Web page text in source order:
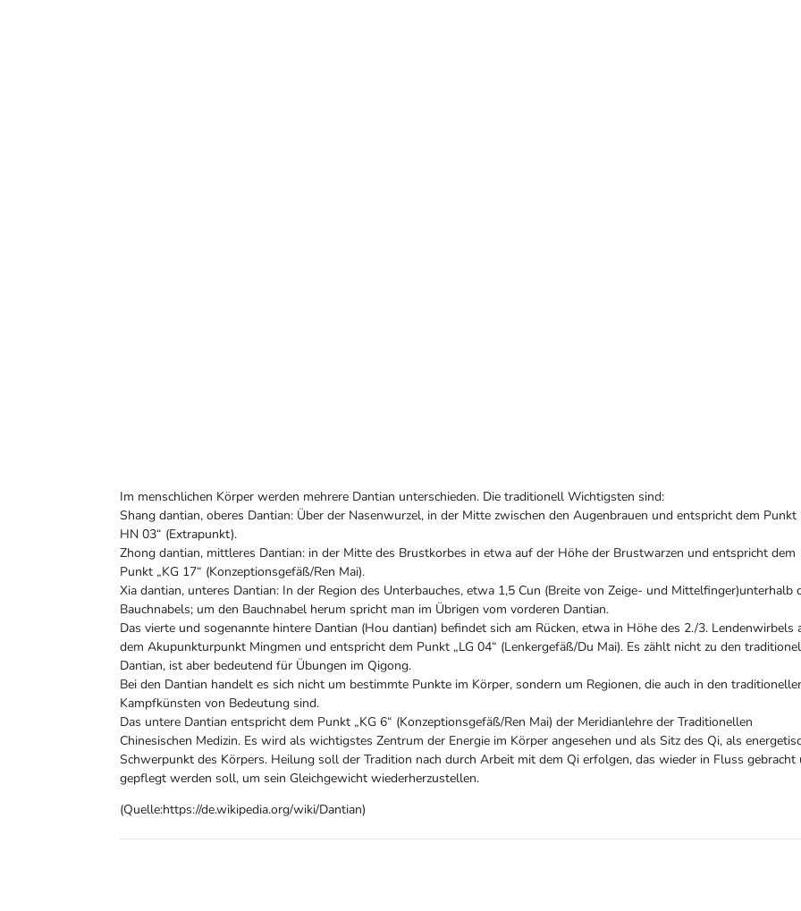
Im menschlichen Körper werden mehrere Dantian unterschieden. Die traditionell Wichtigsten sind:
Shang dantian, oberes Dantian: Über der Nasenwurzel, in der Mitte zwischen den Augenbrauen und entspricht dem Punkt
HN 03“ (Extrapunkt).
Zhong dantian, mittleres Dantian: in der Mitte des Brustkorbes in etwa auf der Höhe der Brustwarzen und entspricht dem
Punkt „KG 17“ (Konzeptionsgefäß/Ren Mai).
Xia dantian, unteres Dantian: In der Region des Unterbauches, etwa 1,5 Cun (Breite von Zeige- und Mittelfinger)unterhalb
Bauchnabels; um den Bauchnabel herum spricht man im Übrigen vom vorderen Dantian.
Das vierte und sogenannte hintere Dantian (Hou dantian) befindet sich am Rücken, etwa in Höhe des 2./3. Lendenwirbels
dem Akupunkturpunkt Mingmen und entspricht dem Punkt „LG 04“ (Lenkergefäß/Du Mai). Es zählt nicht zu den
Dantian, ist aber bedeutend für Übungen im Qigong.
Bei den Dantian handelt es sich nicht um bestimmte Punkte im Körper, sondern um Regionen, die auch in den
Kampfkünsten von Bedeutung sind.
Das untere Dantian entspricht dem Punkt „KG 6“ (Konzeptionsgefäß/Ren Mai) der Meridianlehre der Traditionellen
Chinesischen Medizin. Es wird als wichtigstes Zentrum der Energie im Körper angesehen und als Sitz des Qi, als
Schwerpunkt des Körpers. Heilung soll der Tradition nach durch Arbeit mit dem Qi erfolgen, das wieder in Fluss gebracht
gepflegt werden soll, um sein Gleichgewicht wiederherzustellen.
(Quelle:https://de.wikipedia.org/wiki/Dantian)